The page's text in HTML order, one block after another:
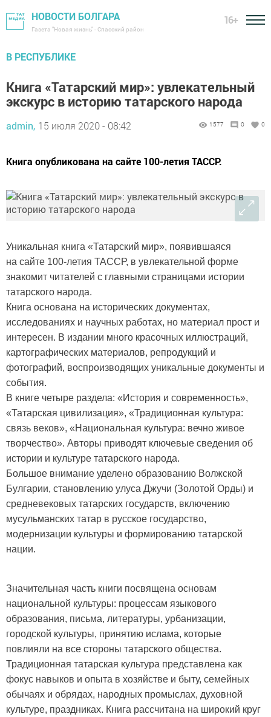
НОВОСТИ БОЛГАРА
Газета "Новая жизнь" - Спасский район
16+
В РЕСПУБЛИКЕ
Книга «Татарский мир»: увлекательный
экскурс в историю татарского народа
admin, 15 июля 2020 - 08:42 1577 0 0
Книга опубликована на сайте 100-летия ТАССР.
Уникальная книга «Татарский мир», появившаяся
на сайте 100-летия ТАССР, в увлекательной форме
знакомит читателей с главными страницами истории
татарского народа.
Книга основана на исторических документах,
исследованиях и научных работах, но материал прост и
интересен. В издании много красочных иллюстраций,
картографических материалов, репродукций и
фотографий, воспроизводящих уникальные документы и
события.
В книге четыре раздела: «История и современность»,
«Татарская цивилизация», «Традиционная культура:
связь веков», «Национальная культура: вечно живое
творчество». Авторы приводят ключевые сведения об
истории и культуре татарского народа.
Большое внимание уделено образованию Волжской
Булгарии, становлению улуса Джучи (Золотой Орды) и
средневековых татарских государств, включению
мусульманских татар в русское государство,
модернизации культуры и формированию татарской
нации.
Значительная часть книги посвящена основам
национальной культуры: процессам языкового
образования, письма, литературы, урбанизации,
городской культуры, принятию ислама, которые
повлияли на все стороны татарского общества.
Традиционная татарская культура представлена ​​как
фокус навыков и опыта в хозяйстве и быту, семейных
обычаях и обрядах, народных промыслах, духовной
культуре, праздниках. Книга рассчитана на широкий круг